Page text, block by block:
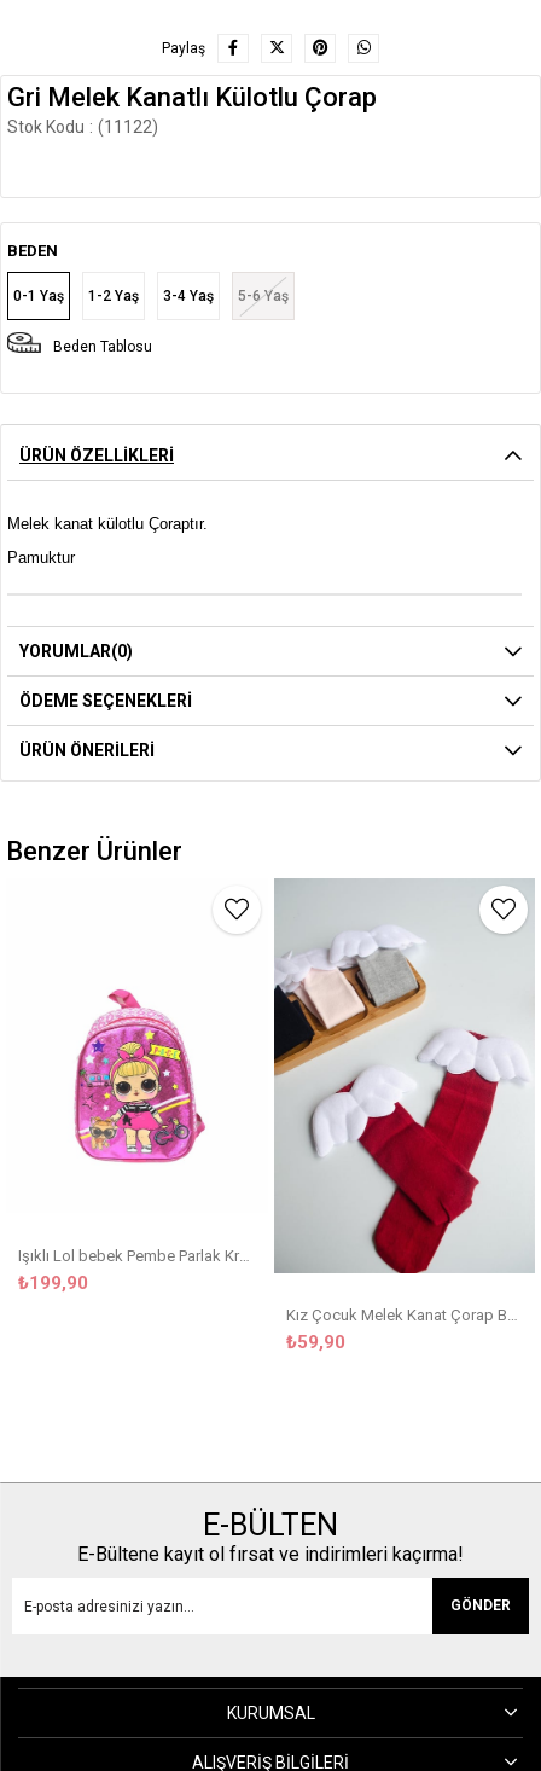
Paylaş
Gri Melek Kanatlı Külotlu Çorap
Stok Kodu (11122)
BEDEN
0-1 Yaş 1-2 Yaş 3-4 Yaş 5-6 Yaş
Beden Tablosu
ÜRÜN ÖZELLIKLERI
Melek kanat külotlu Çoraptır.
Pamuktur
YORUMLAR(0)
ÖDEME SEÇENEKLERI
ÜRÜN ÖNERILERI
Benzer Ürünler
₺199,90
Kız Çocuk Melek Kanat Çorap Bordo
₺59,90
E-BÜLTEN
E-Bültene kayıt ol fırsat ve indirimleri kaçırma!
GÖNDER
KURUMSAL
ALIŞVERIŞ BILGILERI